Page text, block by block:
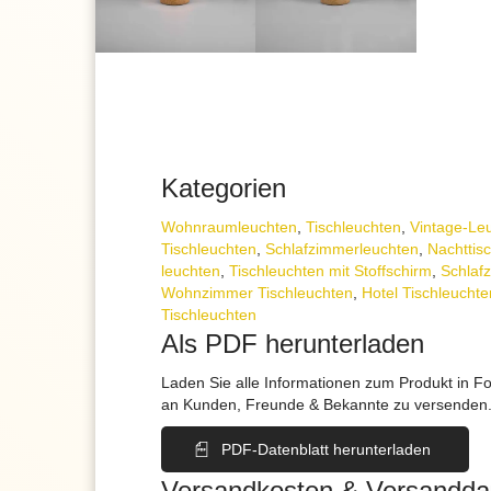
Kategorien
Wohnraum­leuchten, Tisch­leuchten, Vintage-
Tischleuchten, Schlafzimmer­leuchten,
leuchten, Tischleuchten mit Stoffschirm,
Wohnzimmer Tischleuchten, Hotel
Tischleuchten
Als PDF herunterladen
Laden Sie alle Informationen zum Produkt in
an Kunden, Freunde & Bekannte zu versenden.
PDF-Datenblatt herunterladen